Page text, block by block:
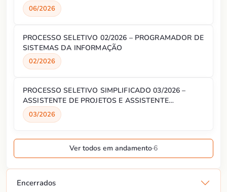
06/2026
PROCESSO SELETIVO 02/2026 – PROGRAMADOR DE
SISTEMAS DA INFORMAÇÃO
02/2026
PROCESSO SELETIVO SIMPLIFICADO 03/2026 –
ASSISTENTE DE PROJETOS E ASSISTENTE
ADMINISTRATIVO
03/2026
Ver todos em andamento·6
Encerrados